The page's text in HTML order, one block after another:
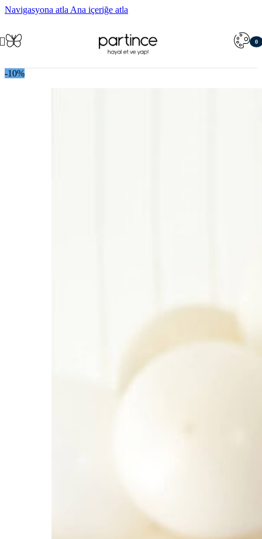
Navigasyona atla Ana içeriğe atla
0
-10%